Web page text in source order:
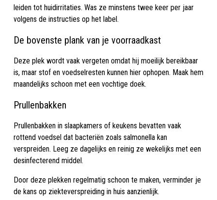
leiden tot huidirritaties. Was ze minstens twee keer per jaar
volgens de instructies op het label.
De bovenste plank van je voorraadkast
Deze plek wordt vaak vergeten omdat hij moeilijk bereikbaar
is, maar stof en voedselresten kunnen hier ophopen. Maak hem
maandelijks schoon met een vochtige doek.
Prullenbakken
Prullenbakken in slaapkamers of keukens bevatten vaak
rottend voedsel dat bacteriën zoals salmonella kan
verspreiden. Leeg ze dagelijks en reinig ze wekelijks met een
desinfecterend middel.
Door deze plekken regelmatig schoon te maken, verminder je
de kans op ziekteverspreiding in huis aanzienlijk.